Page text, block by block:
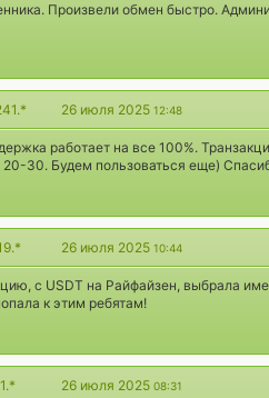
Произвели обмен быстро.
26 июля 2025 12:48
работает на все 100%.
30. Будем пользоваться еще)
26 июля 2025 10:44
с USDT на Райфайзен, выбрала
к этим ребятам!
26 июля 2025 08:31